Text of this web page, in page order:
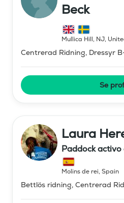
Beck
Mullica Hill, NJ,
Centrerad Ridning, Dressyr
Se
Laura
Paddock
Molins de rei, Spain
Bettlös ridning, Centrerad